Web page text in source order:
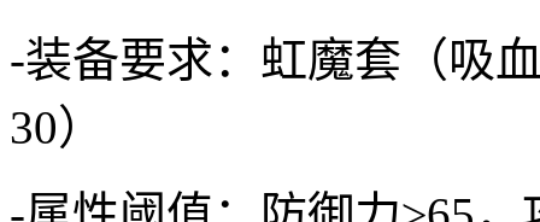
-装备要求：虹魔套（吸
30）